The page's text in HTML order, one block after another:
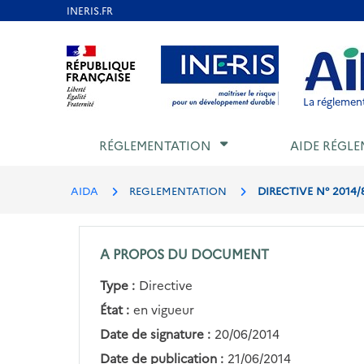
Aller au contenu Aller au menu Aller au
La
RÉGLEMENTATION AIDE
AIDA REGLEMENTATION DIRECTIVE N°
A PROPOS DU DOCUMENT
Type : Directive
État : en vigueur
Date de signature : 20/06/2014
Date de publication : 21/06/2014